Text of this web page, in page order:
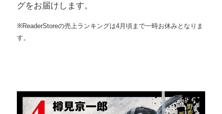
グをお届けします。
※ReaderStoreの売上ランキングは4月頃まで一時お休みとなりま
す。